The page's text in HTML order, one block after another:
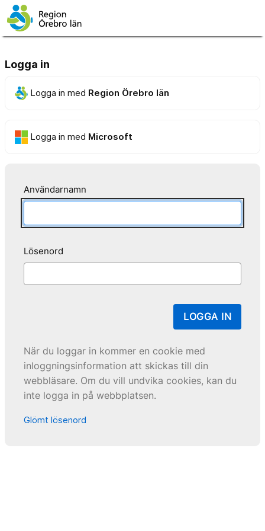
Logga in
Logga in med Region Örebro län
Logga in med Microsoft
Användarnamn
Lösenord
LOGGA IN
När du loggar in kommer en cookie med
inloggningsinformation att skickas till din
webbläsare. Om du vill undvika cookies, kan du
inte logga in på webbplatsen.
Glömt lösenord